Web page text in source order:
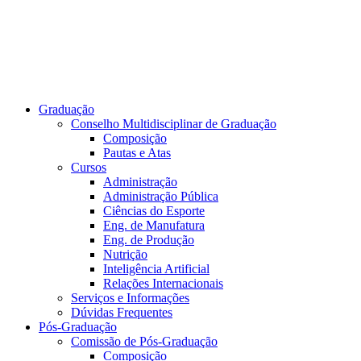
Graduação
Conselho Multidisciplinar de Graduação
Composição
Pautas e Atas
Cursos
Administração
Administração Pública
Ciências do Esporte
Eng. de Manufatura
Eng. de Produção
Nutrição
Inteligência Artificial
Relações Internacionais
Serviços e Informações
Dúvidas Frequentes
Pós-Graduação
Comissão de Pós-Graduação
Composição